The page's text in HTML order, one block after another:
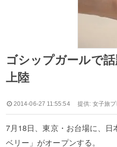
ゴシップガールで
上陸
2014-06-27 11:55:54 提供: 女子旅プ
7月18日、東京・お台場に、
ベリー」がオープンする。